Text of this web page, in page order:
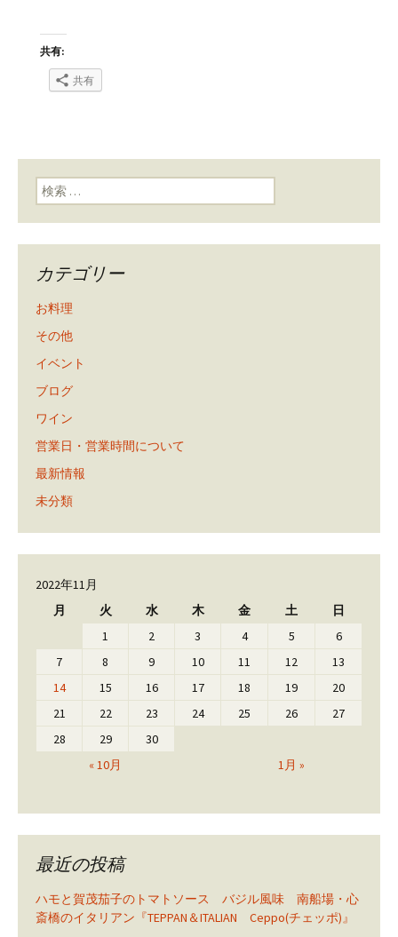
共有:
共有
検索:
カテゴリー
お料理
その他
イベント
ブログ
ワイン
営業日・営業時間について
最新情報
未分類
2022年11月
月
火 水 木 金 土 日
« 10月 1月 »
1 2 3 4 5
6
7
8 9 10 11 12
13
14
15 16 17 18 19
20
21
22 23 24 25 26
27
28
29 30
最近の投稿
ハモと賀茂茄子のトマトソース バジル風味 南船場・心
斎橋のイタリアン『TEPPAN＆ITALIAN Ceppo(チェッポ)』